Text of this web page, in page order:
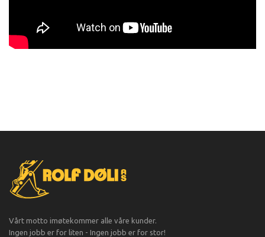
Vårt motto imøtekommer alle våre kunder.
Ingen jobb er for liten - Ingen jobb er for stor!